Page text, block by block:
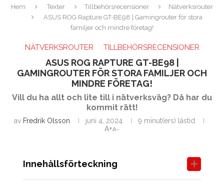
Hem Texter Tillbehörsrecensioner
Nätverksrouter
ASUS ROG Rapture GT-BE98 | Gamingrouter för stora
familjer och mindre företag!
NÄTVERKSROUTER TILLBEHÖRSRECENSIONER
ASUS ROG RAPTURE GT-BE98 |
GAMINGROUTER FÖR STORA FAMILJER OCH
MINDRE FÖRETAG!
Vill du ha allt och lite till i nätverksväg? Då har du
kommit rätt!
av Fredrik Olsson juni 4, 2024
9 minut(ers) lästid
A+A-
Innehållsförteckning